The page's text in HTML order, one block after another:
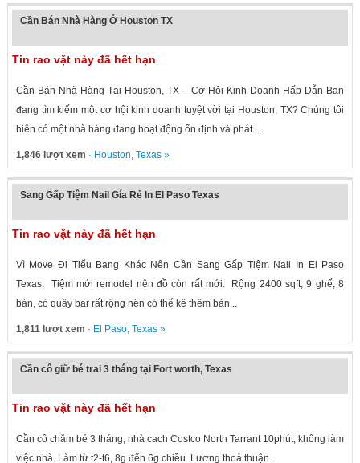
Cần Bán Nhà Hàng Ở Houston TX
Tin rao vặt này đã hết hạn
Cần Bán Nhà Hàng Tại Houston, TX – Cơ Hội Kinh Doanh Hấp Dẫn Bạn
đang tìm kiếm một cơ hội kinh doanh tuyệt vời tại Houston, TX? Chúng tôi
hiện có một nhà hàng đang hoạt động ổn định và phát...
1,846 lượt xem · Houston, Texas»
Sang Gấp Tiệm Nail Gía Rẻ In El Paso Texas
Tin rao vặt này đã hết hạn
Vì Move Đi Tiểu Bang Khác Nên Cần Sang Gấp Tiệm Nail In El Paso
Texas. Tiệm mới remodel nên đồ còn rất mới. Rộng 2400 sqft, 9 ghế, 8
bàn, có quầy bar rất rộng nên có thể kê thêm bàn...
1,811 lượt xem · El Paso, Texas»
Cần cô giữ bé trai 3 tháng tại Fort worth, Texas
Tin rao vặt này đã hết hạn
Cần cô chăm bé 3 tháng, nhà cach Costco North Tarrant 10phút, không làm
việc nhà. Làm từ t2-t6, 8g đến 6g chiều. Lương thoả thuận.